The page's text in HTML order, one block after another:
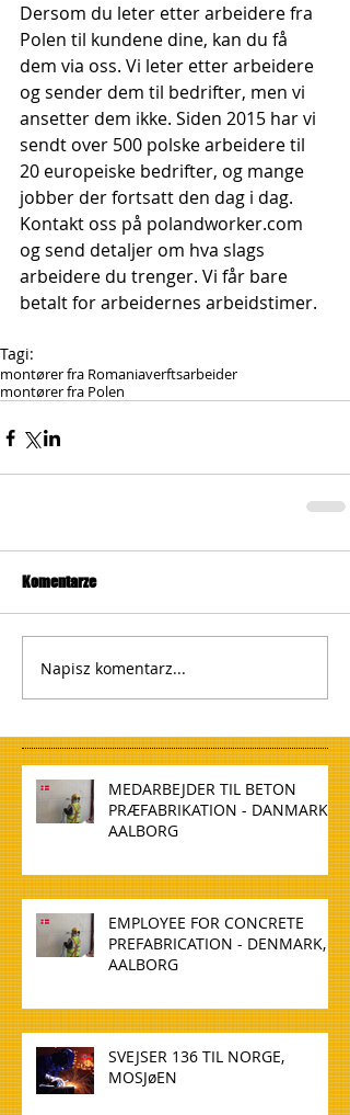
Dersom du leter etter arbeidere fra
Polen til kundene dine, kan du få
dem via oss. Vi leter etter arbeidere
og sender dem til bedrifter, men vi
ansetter dem ikke. Siden 2015 har vi
sendt over 500 polske arbeidere til
20 europeiske bedrifter, og mange
jobber der fortsatt den dag i dag.
Kontakt oss på polandworker.com
og send detaljer om hva slags
arbeidere du trenger. Vi får bare
betalt for arbeidernes arbeidstimer.
Tagi:
montører fra Romaniaverftsarbeider
montører fra Polen
Komentarze
Napisz komentarz...
MEDARBEJDER TIL BETON
PRÆFABRIKATION - DANMARK,
AALBORG
EMPLOYEE FOR CONCRETE
PREFABRICATION - DENMARK,
AALBORG
SVEJSER 136 TIL NORGE,
MOSJøEN